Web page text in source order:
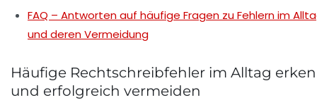
FAQ – Antworten auf häufige Fragen zu Fehlern im
und deren Vermeidung
Häufige Rechtschreibfehler im Alltag
und erfolgreich vermeiden